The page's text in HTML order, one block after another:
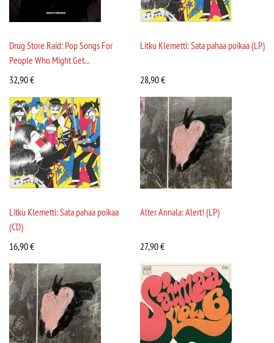
Drug Store Raid: Pop Songs For
People Who Might Get...
32,90€
Litku Klemetti: Sata pahaa poikaa (LP)
28,90€
Litku Klemetti: Sata pahaa poikaa
(CD)
16,90€
Alter Annala: Alert! (LP)
27,90€